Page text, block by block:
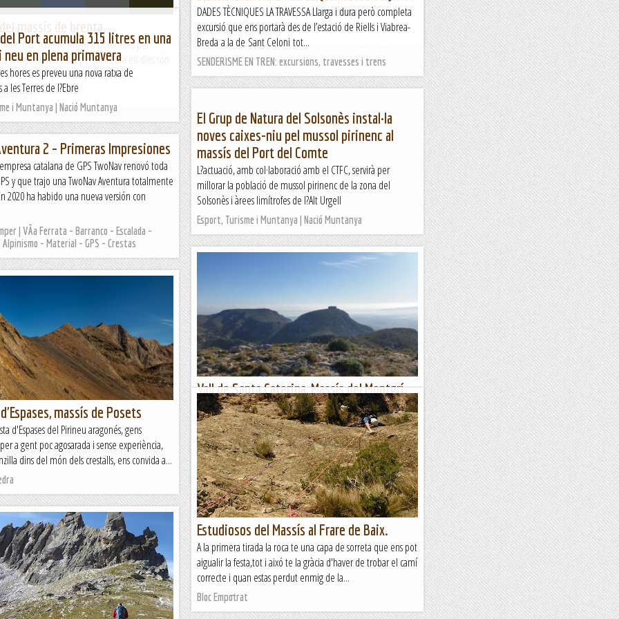
una mica més curts i la temperatura per aquestes...
Muntanyes i paisatges
mai havíem vingut a Dolomites per
sempre havia estat pel juliol, ara els dies són
curts i la temperatura per aquestes...
DADES TÈCNIQUES LA TRAVESSA Llarga i dura però completa
excursió que ens portarà des de l’estació de Riells i Viabrea-
Breda a la de Sant Celoni tot...
SENDERISME EN TREN: excursions, travesses i trens
Port acumula 315 litres en una
neu en plena primavera
hores es preveu una nova ratxa de
les Terres de l?Ebre
i Muntanya | Nació Muntanya
El Grup de Natura del Solsonès instal·la
noves caixes-niu pel mussol pirinenc al
massís del Port del Comte
L?actuació, amb col·laboració amb el CTFC, servirà per
millorar la població de mussol pirinenc de la zona del
Solsonès i àrees limítrofes de l?Alt Urgell
Esport, Turisme i Muntanya | Nació Muntanya
2 – Primeras Impresiones
catalana de GPS TwoNav renovó toda
y que trajo una TwoNav Aventura totalmente
2020 ha habido una nueva versión con
| VÃ­a Ferrata - Barranco - Escalada -
Alpinismo - Material - GPS - Crestas
Vall de Santa Caterina, Massís del Montgrí,
Diumenge 22 de Març.
Al Massís del Montgrí queden llocs per visitar, com la Vall de
Santa Caterina, la Muntanya d’Ullà i el Puig Rodó. Des de
Bellcaire d’Empordà remuntarem tot el...
FITA, Guies de Muntanya
massís de Posets
d'Espases del Pirineu aragonés, gens
a gent poc agosarada i sense experiència,
dins del món dels crestalls, ens convida a...
Estudiosos del Massís al Frare de Baix.
A la primera tirada la roca te una capa de sorreta que ens pot
aigualir la festa,tot i aixó te la gràcia d'haver de trobar el camí
correcte i quan estas perdut enmig de la...
Bloc Empotrat